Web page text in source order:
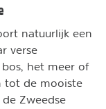
natuurlijk een
verse
het meer of
tot de mooiste
Zweedse